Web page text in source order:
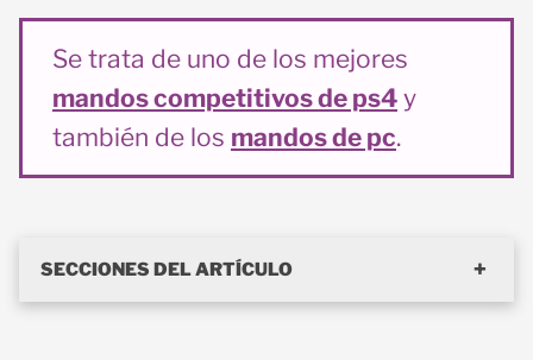
Se trata de uno de los mejores
mandos competitivos de ps4 y
también de los mandos de pc.
SECCIONES DEL ARTÍCULO